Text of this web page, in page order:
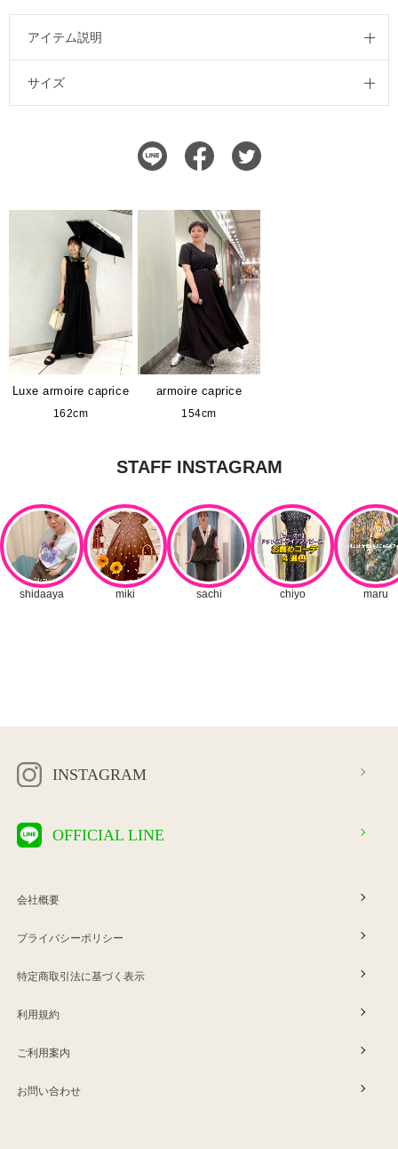
アイテム説明
サイズ
Luxe armoire caprice
162cm
armoire caprice
154cm
INSTAGRAM
OFFICIAL LINE
会社概要
プライバシーポリシー
特定商取引法に基づく表示
利用規約
ご利用案内
お問い合わせ